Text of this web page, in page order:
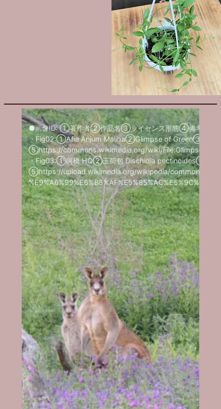
●画像ID: ①著作者②作品名③ライセンス形態④備考
・Fig02:①Afia Anjum Maliha②Glimpse of Green③CC
⑤https://commons.wikimedia.org/wiki/
・Fig03:①阿橋 HQ②玉荷包 Dischidia pectinoides③CC
⑤https://upload.wikimedia.org/wikipedia/commons/c/c9/